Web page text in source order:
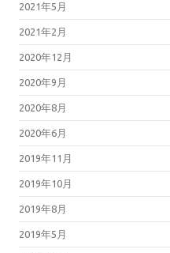
2021年5月
2021年2月
2020年12月
2020年9月
2020年8月
2020年6月
2019年11月
2019年10月
2019年8月
2019年5月